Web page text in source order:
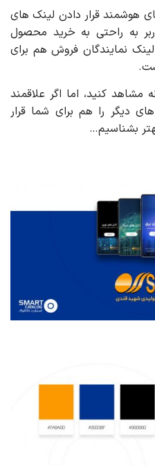
هوشمند قرار دادن لینک های
به راحتی به خرید محصول
لینک نمایندگان فروش هم برای
مشاهد کنید، اما اگر علاقمند
های دیگر را هم برای شما قرار
بشناسیم…